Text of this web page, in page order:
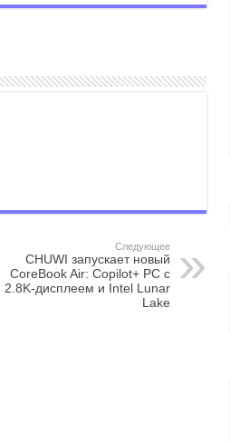
Следующее
CHUWI запускает новый
CoreBook Air: Copilot+ PC с
2.8K-дисплеем и Intel Lunar
Lake